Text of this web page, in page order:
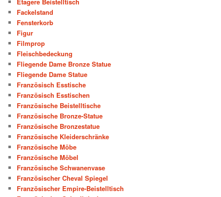
Etagere Beistelltisch
Fackelstand
Fensterkorb
Figur
Filmprop
Fleischbedeckung
Fliegende Dame Bronze Statue
Fliegende Dame Statue
Französisch Esstische
Französisch Esstischen
Französische Beistelltische
Französische Bronze-Statue
Französische Bronzestatue
Französische Kleiderschränke
Französische Möbe
Französische Möbel
Französische Schwanenvase
Französischer Cheval Spiegel
Französischer Empire-Beistelltisch